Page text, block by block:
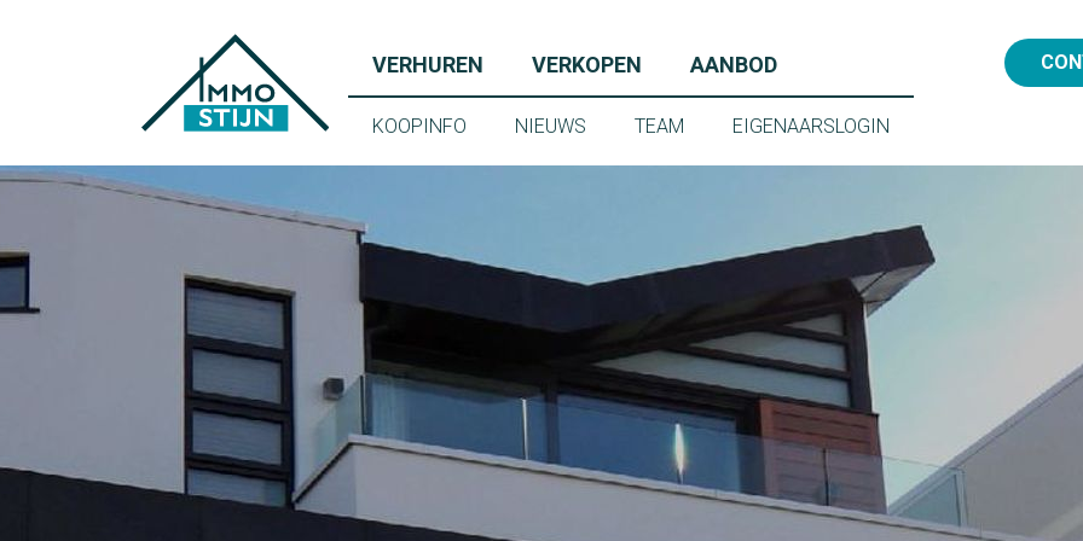
VERHUREN(VERHUREN)
VERKOPEN(VERKOPEN)
AANBOD(AANBOD)
KOOPINFO(KOOPINFO)
NIEUWS(NIEUWS)
TEAM(TEAM)EIGENAARSLOGIN(EIGENAARSLOGIN)